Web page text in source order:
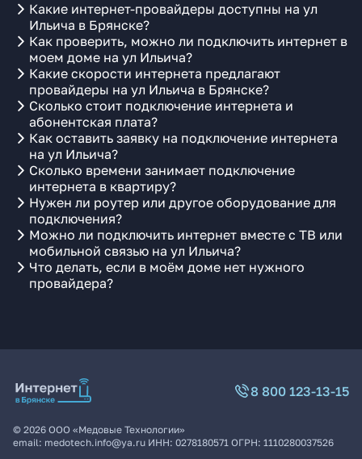
Какие интернет-провайдеры доступны на ул
Ильича в Брянске?
Как проверить, можно ли подключить интернет в
моем доме на ул Ильича?
Какие скорости интернета предлагают
провайдеры на ул Ильича в Брянске?
Сколько стоит подключение интернета и
абонентская плата?
Как оставить заявку на подключение интернета
на ул Ильича?
Сколько времени занимает подключение
интернета в квартиру?
Нужен ли роутер или другое оборудование для
подключения?
Можно ли подключить интернет вместе с ТВ или
мобильной связью на ул Ильича?
Что делать, если в моём доме нет нужного
провайдера?
8 800 123-13-15
© 2026 ООО «Медовые Технологии»
email: medotech.info@ya.ru ИНН: 0278180571 ОГРН: 1110280037526